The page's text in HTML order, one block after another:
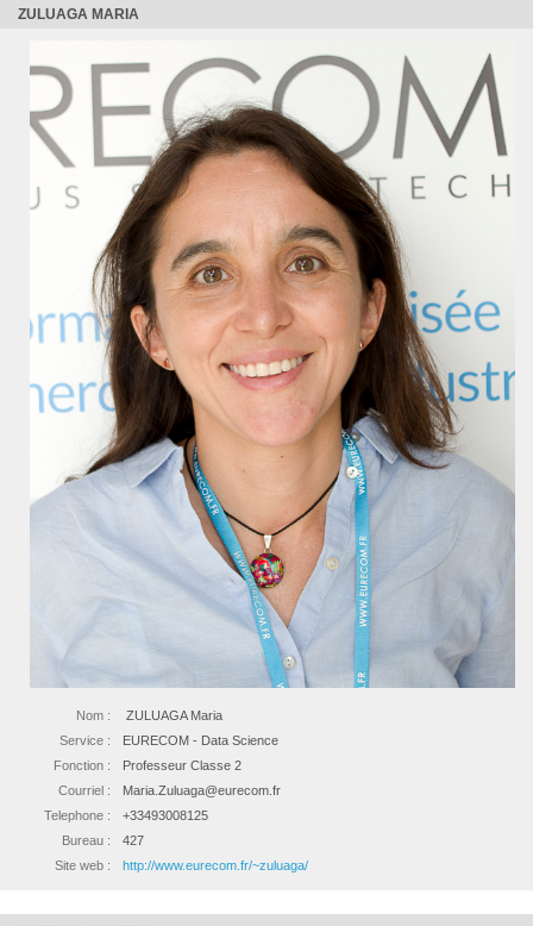
ZULUAGA MARIA
Nom :
ZULUAGA Maria
Service :
EURECOM - Data Science
Fonction :
Professeur Classe 2
Courriel :
Maria.Zuluaga@eurecom.fr
Telephone :
+33493008125
Bureau :
427
Site web :
http://www.eurecom.fr/~zuluaga/